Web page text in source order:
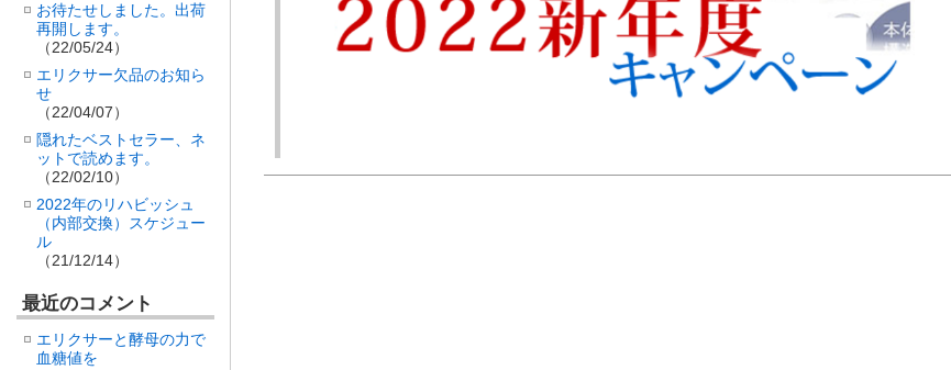
お待たせしました。出荷
再開します。
（22/05/24）
エリクサー欠品のお知ら
せ
（22/04/07）
隠れたベストセラー、ネ
ットで読めます。
（22/02/10）
2022年のリハビッシュ
（内部交換）スケジュー
ル
（21/12/14）
最近のコメント
エリクサーと酵母の力で
血糖値を